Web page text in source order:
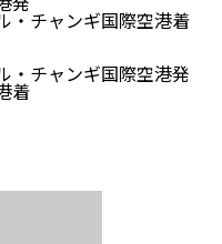
・チャンギ国際空港着
・チャンギ国際空港発
着